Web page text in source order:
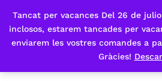
Tancat per vacances Del 26 de
inclosos, estarem tancades per
enviarem les vostres comandes a
Gràcies!
Fes-te'n sòcia